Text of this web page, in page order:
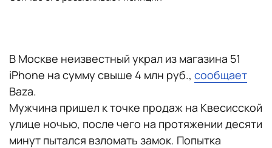
В Москве неизвестный украл из магазина 51
iPhone на сумму свыше 4 млн руб., сообщает
Baza.
Мужчина пришел к точке продаж на Квесисской
улице ночью, после чего на протяжении десяти
минут пытался взломать замок. Попытка